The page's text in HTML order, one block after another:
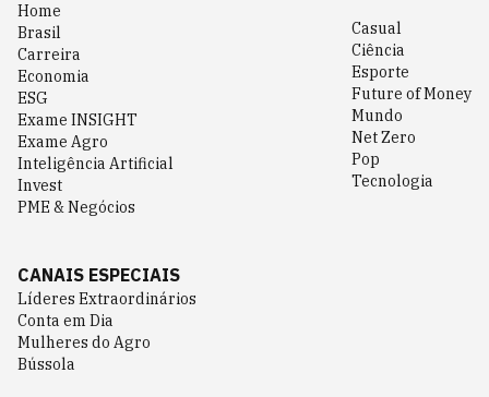
Home
Brasil
Carreira
Economia
ESG
Exame INSIGHT
Exame Agro
Inteligência Artificial
Invest
PME & Negócios
Casual
Ciência
Esporte
Future of Money
Mundo
Net Zero
Pop
Tecnologia
CANAIS ESPECIAIS
Líderes Extraordinários
Conta em Dia
Mulheres do Agro
Bússola